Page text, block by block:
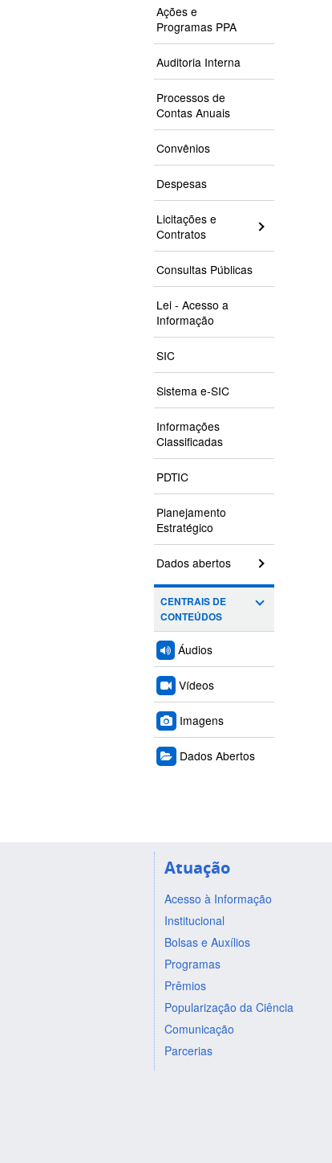
Ações e
Programas PPA
Auditoria Interna
Processos de
Contas Anuais
Convênios
Despesas
Licitações e
Contratos
Consultas Públicas
Lei - Acesso a
Informação
SIC
Sistema e-SIC
Informações
Classificadas
PDTIC
Planejamento
Estratégico
Dados abertos
CENTRAIS DE
CONTEÚDOS
Áudios
Vídeos
Imagens
Dados Abertos
Atuação
Acesso à Informação
Institucional
Bolsas e Auxílios
Programas
Prêmios
Popularização da Ciência
Comunicação
Parcerias